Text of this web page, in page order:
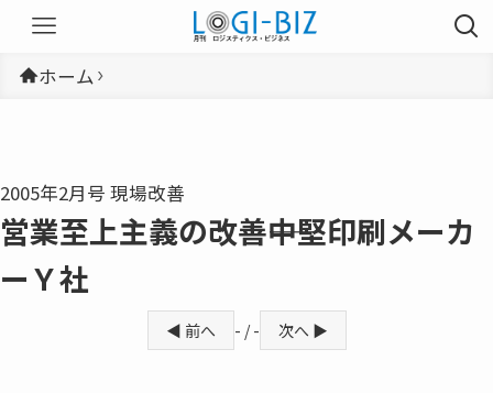
ホーム
2005年2月号 現場改善
営業至上主義の改善――中堅印刷メーカ
ーＹ社
◀ 前へ - / - 次へ ▶